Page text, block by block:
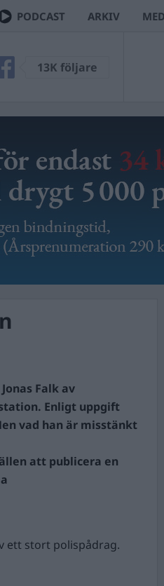
PODCAST ARKIV
13K följare
Falk av
Enligt uppgift
vad han är misstänkt
att publicera en
ett stort polispådrag.